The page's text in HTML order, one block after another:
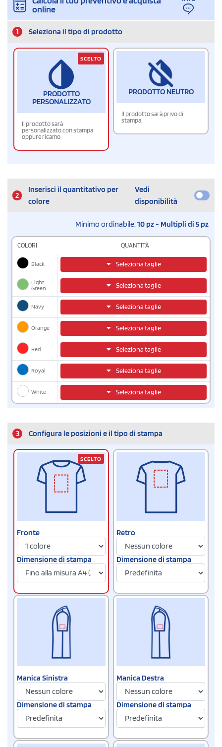
online
1 Seleziona il tipo di prodotto
PRODOTTO
PERSONALIZZATO
Il prodotto sarà
personalizzato con stampa
oppure ricamo
SCELTO
PRODOTTO NEUTRO
Il prodotto sarà privo di
stampa.
2
Inserisci il quantitativo per
colore
Vedi
disponibilità
Minimo ordinabile:10 pz - Multipli di 5 pz
COLORI QUANTITÀ
Black Seleziona taglie
Light
Green
Seleziona taglie
Navy Seleziona taglie
Orange Seleziona taglie
Red Seleziona taglie
Royal Seleziona taglie
White Seleziona taglie
3 Configura le posizioni e il tipo di stampa
Fronte
Dimensione di stampa
SCELTO
Retro
Dimensione di stampa
Manica Sinistra
Dimensione di stampa
Manica Destra
Dimensione di stampa